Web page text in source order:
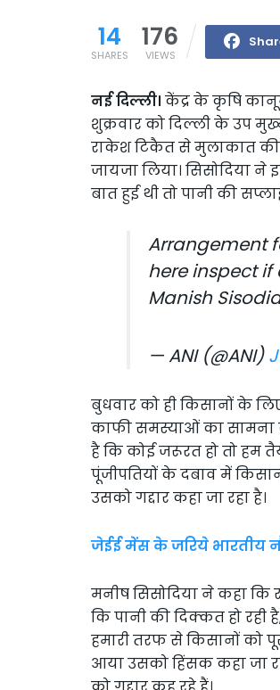
14
SHARES
176
VIEWS
नई दिल्ली। केंद्र के कृषि
शुक्रवार को दिल्ली के उप
राकेश टिकैत से मुलाकात की
जायजा लिया। सिसोदिया
बात हुई थी तो पानी की
Arrangement
here inspect if
Manish
— ANI (@ANI)
बुधवार को ही किसानों के
काफी समस्याओं का सामना
है कि कोई जरूरत हो तो हम
पूंजीपतियों के दबाव में
उसको गद्दार कहा जा रहा है।
जेईई मेंस के जरिये भारतीय
मनीष सिसोदिया ने कहा कि
कि पानी की दिक्कत हो रही
हमारी तरफ से किसानों को
आया उसको हिंसक कहा जा